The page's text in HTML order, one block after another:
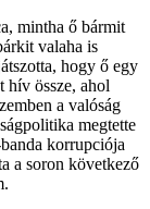
mintha ő bármit
valaha is
hogy ő egy
hív össze, ahol
a valóság
megtette
korrupciója
a soron következő